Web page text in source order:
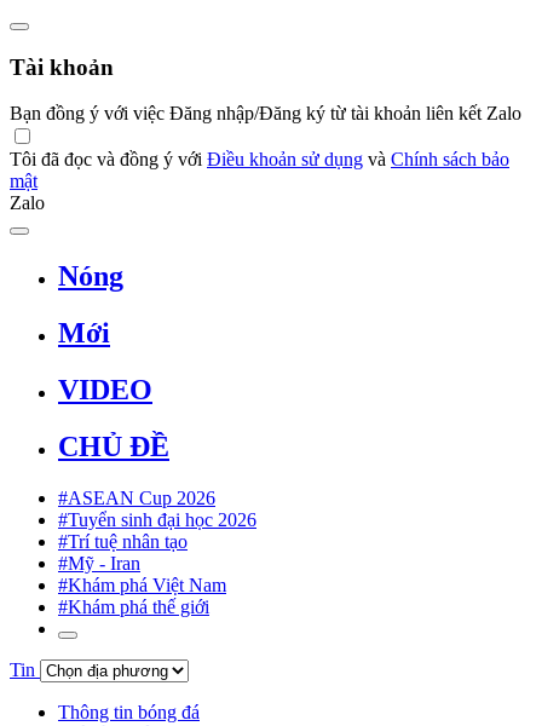
Tài khoản
Bạn đồng ý với việc Đăng nhập/Đăng ký từ tài khoản liên kết Zalo
Tôi đã đọc và đồng ý với Điều khoản sử dụng và Chính sách bảo
mật
Zalo
Nóng
Mới
VIDEO
CHỦ ĐỀ
#ASEAN Cup 2026
#Tuyển sinh đại học 2026
#Trí tuệ nhân tạo
#Mỹ - Iran
#Khám phá Việt Nam
#Khám phá thế giới
Tin
Thông tin bóng đá